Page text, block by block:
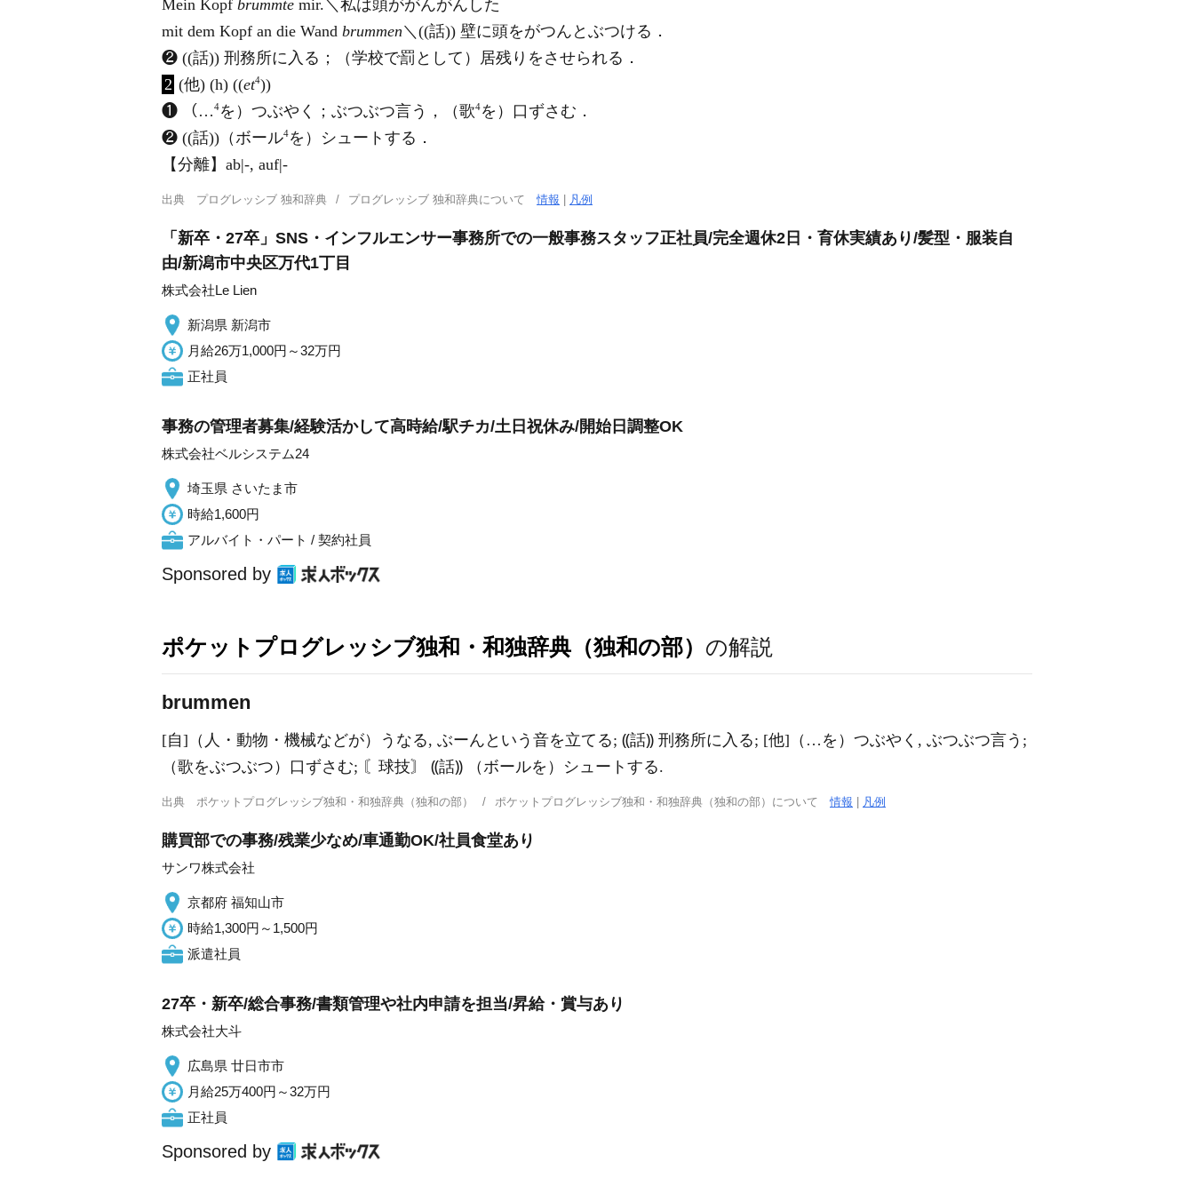
Mein Kopf brummte mir.＼私は頭ががんがんした
mit dem Kopf an die Wand brummen＼((話)) 壁に頭をがつんとぶつける．
❷ ((話)) 刑務所に入る；（学校で罰として）居残りをさせられる．
2 (他) (h) ((et4))
❶ （…4を）つぶやく；ぶつぶつ言う，（歌4を）口ずさむ．
❷ ((話))（ボール4を）シュートする．
【分離】ab|-, auf|-
出典 プログレッシブ 独和辞典 プログレッシブ 独和辞典について情報 凡例
「新卒・27卒」SNS・インフルエンサー事務所での一般事務スタッフ正社員/完全週休2日・育休実績あり/髪型・服装自
由/新潟市中央区万代1丁目
株式会社Le Lien
新潟県 新潟市
月給26万1,000円～32万円
正社員
事務の管理者募集/経験活かして高時給/駅チカ/土日祝休み/開始日調整OK
株式会社ベルシステム24
埼玉県 さいたま市
時給1,600円
アルバイト・パート / 契約社員
Sponsored by
ポケットプログレッシブ独和・和独辞典（独和の部） の解説
brummen
[自]（人・動物・機械などが）うなる, ぶーんという音を立てる; ⸨話⸩ 刑務所に入る; [他]（…を）つぶやく, ぶつぶつ言う;
（歌をぶつぶつ）口ずさむ; 〘球技〙 ⸨話⸩ （ボールを）シュートする.
出典 ポケットプログレッシブ独和・和独辞典（独和の部） ポケットプログレッシブ独和・和独辞典（独和の部）について情報 | 凡例
購買部での事務/残業少なめ/車通勤OK/社員食堂あり
サンワ株式会社
京都府 福知山市
時給1,300円～1,500円
派遣社員
27卒・新卒/総合事務/書類管理や社内申請を担当/昇給・賞与あり
株式会社大斗
広島県 廿日市市
月給25万400円～32万円
正社員
Sponsored by